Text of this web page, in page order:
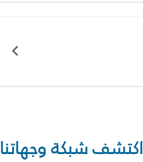
اكتشف شبكة وجهاتنا